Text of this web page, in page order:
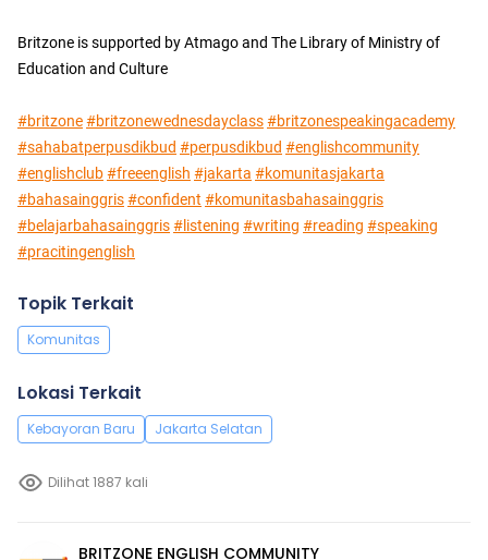
Britzone is supported by Atmago and The Library of Ministry of
Education and Culture
#britzone#britzonewednesdayclass#britzonespeakingacademy
#sahabatperpusdikbud #perpusdikbud #englishcommunity
#englishclub#freeenglish #jakarta #komunitasjakarta
#bahasainggris#confident #komunitasbahasainggris
#belajarbahasainggris#listening #writing #reading #speaking
#pracitingenglish
Topik Terkait
Komunitas
Lokasi Terkait
Kebayoran Baru Jakarta Selatan
Dilihat 1887 kali
BRITZONE ENGLISH COMMUNITY